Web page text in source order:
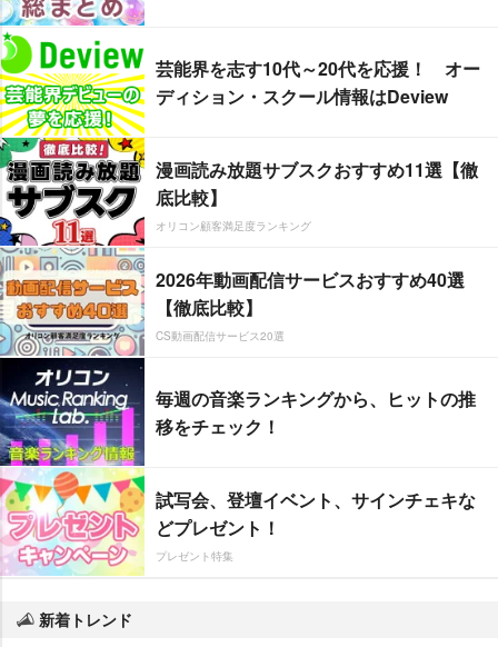
芸能界を志す10代～20代を応援！ オー
ディション・スクール情報はDeview
漫画読み放題サブスクおすすめ11選【徹
底比較】
オリコン顧客満足度ランキング
2026年動画配信サービスおすすめ40選
【徹底比較】
CS動画配信サービス20選
毎週の音楽ランキングから、ヒットの推
移をチェック！
試写会、登壇イベント、サインチェキな
どプレゼント！
プレゼント特集
新着トレンド